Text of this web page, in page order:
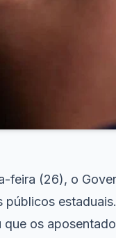
feira (26), o
públicos
os